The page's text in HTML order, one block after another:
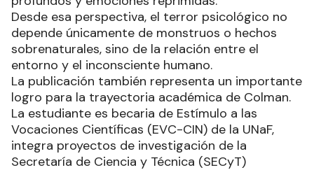
Desde esa perspectiva, el terror psicológico no
depende únicamente de monstruos o hechos
sobrenaturales, sino de la relación entre el
entorno y el inconsciente humano.
La publicación también representa un importante
logro para la trayectoria académica de Colman.
La estudiante es becaria de Estímulo a las
Vocaciones Científicas (EVC-CIN) de la UNaF,
integra proyectos de investigación de la
Secretaría de Ciencia y Técnica (SECyT)